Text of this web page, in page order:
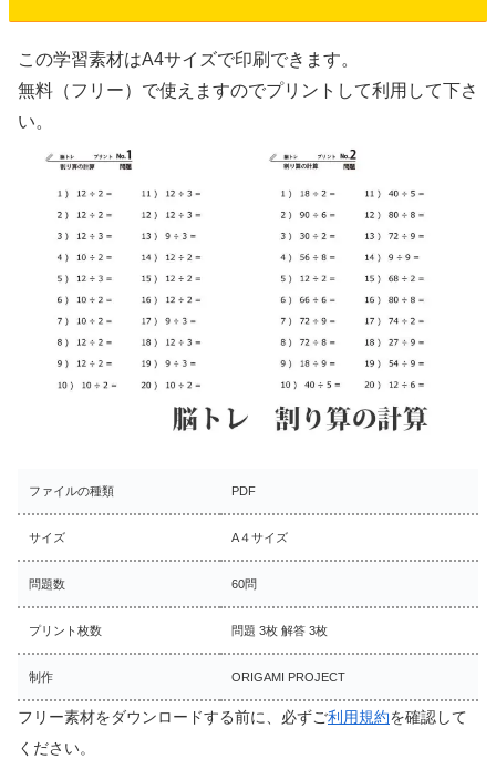
この学習素材はA4サイズで印刷できます。
無料（フリー）で使えますのでプリントして利用して下さ
い。
ファイルの種類 PDF
サイズ A４サイズ
問題数 60問
プリント枚数 問題 3枚 解答 3枚
制作 ORIGAMI PROJECT
フリー素材をダウンロードする前に、必ずご利用規約を確認して
ください。